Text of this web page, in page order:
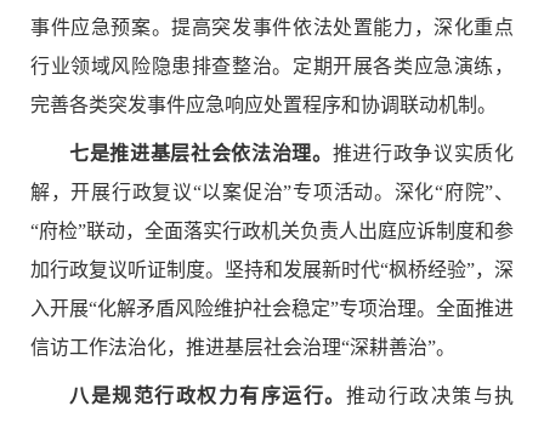
事件应急预案。提高突发事件依法处置能力，深化重点
行业领域风险隐患排查整治。定期开展各类应急演练，
完善各类突发事件应急响应处置程序和协调联动机制。
七是推进基层社会依法治理。 推进行政争议实质化
解，开展行政复议“以案促治”专项活动。深化“府院”、
“府检”联动，全面落实行政机关负责人出庭应诉制度和参
加行政复议听证制度。坚持和发展新时代“枫桥经验”，深
入开展“化解矛盾风险维护社会稳定”专项治理。全面推进
信访工作法治化，推进基层社会治理“深耕善治”。
八是规范行政权力有序运行。 推动行政决策与执